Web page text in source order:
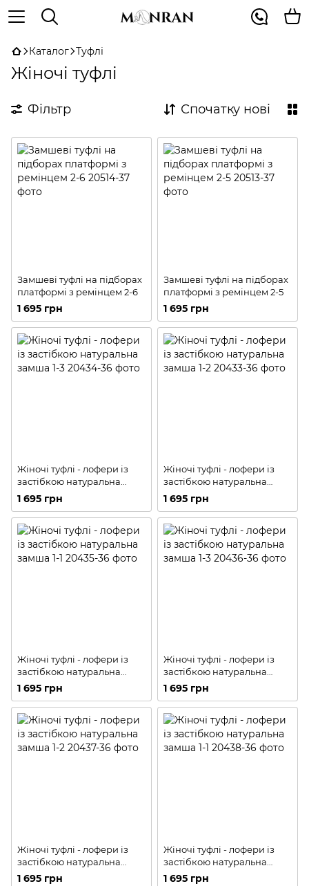
Каталог Туфлі
Жіночі туфлі
Фільтр Спочатку нові
Замшеві туфлі на підборах
платформі з ремінцем 2-6
1 695 грн
Замшеві туфлі на підборах
платформі з ремінцем 2-5
1 695 грн
Жіночі туфлі - лофери із
застібкою натуральна
замша 1-3
1 695 грн
Жіночі туфлі - лофери із
застібкою натуральна
замша 1-2
1 695 грн
Жіночі туфлі - лофери із
застібкою натуральна
замша 1-1
1 695 грн
Жіночі туфлі - лофери із
застібкою натуральна
замша 1-3
1 695 грн
Жіночі туфлі - лофери із
застібкою натуральна
замша 1-2
1 695 грн
Жіночі туфлі - лофери із
застібкою натуральна
замша 1-1
1 695 грн